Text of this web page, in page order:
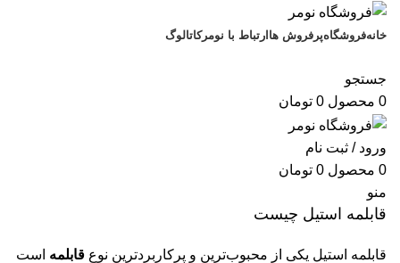
خانهفروشگاهپرفروش ها ارتباط با نومرکاتالوگ
جستجو
0 محصول 0 تومان
ورود / ثبت نام
0 محصول 0 تومان
منو
قابلمه استیل چیست
قابلمه استیل یکی از محبوب‌ترین و پرکاربردترین نوع قابلمه است